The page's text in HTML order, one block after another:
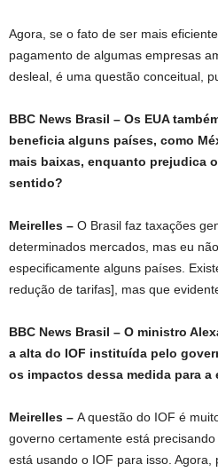
Agora, se o fato de ser mais
pagamento de algumas empresas
desleal, é uma questão conceitual,
BBC News Brasil – Os EUA
beneficia alguns países, como
mais baixas, enquanto prejudica
sentido?
Meirelles – O Brasil faz taxações
determinados mercados, mas eu
especificamente alguns países.
redução de tarifas], mas que
BBC News Brasil – O ministro
a alta do IOF instituída pelo
os impactos dessa medida para a
Meirelles – A questão do IOF é
governo certamente está
está usando o IOF para isso. Agora,